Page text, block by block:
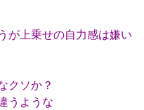
が上乗せの自力感は嫌い
クソか？
うような